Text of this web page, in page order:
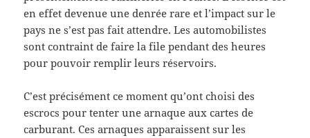
en effet devenue une denrée rare et l’impact sur le
pays ne s’est pas fait attendre. Les automobilistes
sont contraint de faire la file pendant des heures
pour pouvoir remplir leurs réservoirs.
C’est précisément ce moment qu’ont choisi des
escrocs pour tenter une arnaque aux cartes de
carburant. Ces arnaques apparaissent sur les